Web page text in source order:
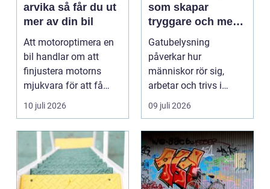
arvika så får du ut
mer av din bil
Att motoroptimera en
bil handlar om att
finjustera motorns
mjukvara för att få
bättre respons, mer k...
10 juli 2026
som skapar
tryggare och mer
hållbara miljöer
Gatubelysning
påverkar hur
människor rör sig,
arbetar och trivs i
städer och samhällen.
Bra belysnin...
09 juli 2026